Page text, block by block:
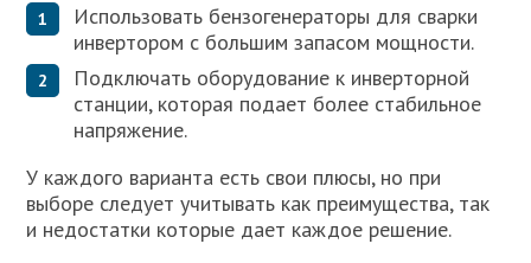
Использовать бензогенераторы для сварки
инвертором с большим запасом мощности.
Подключать оборудование к инверторной
станции, которая подает более стабильное
напряжение.
У каждого варианта есть свои плюсы, но при
выборе следует учитывать как преимущества, так
и недостатки которые дает каждое решение.